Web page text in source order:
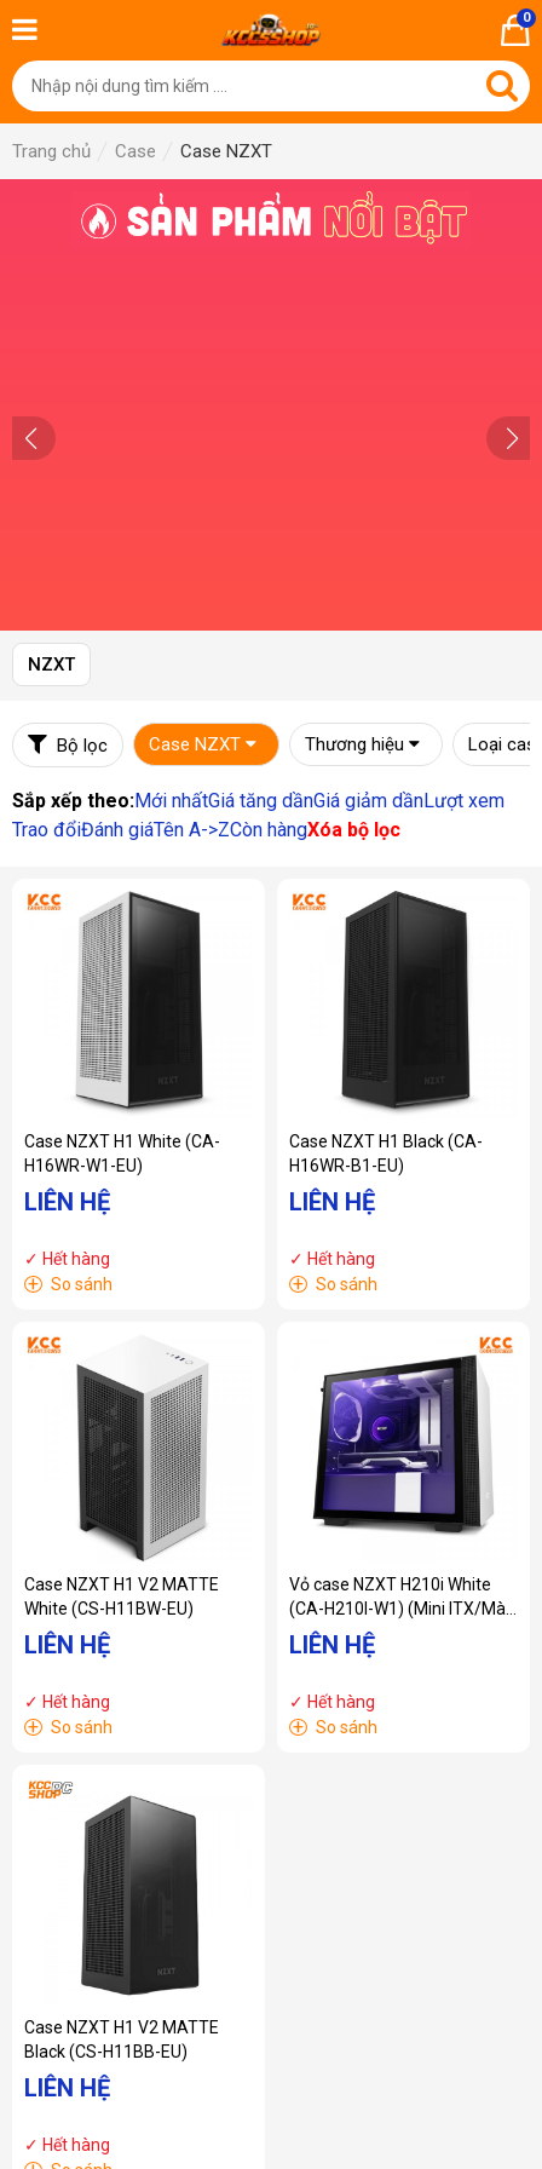
0
Trang chủ Case Case NZXT
NZXT
Bộ lọc Case NZXT Thương hiệu Loại
Sắp xếp theo:Mới nhấtGiá tăng dầnGiá giảm dầnLượt xem
Trao đổiĐánh giáTên A->ZCòn hàngXóa bộ lọc
Case NZXT H1 White (CA-
H16WR-W1-EU)
LIÊN HỆ
✓ Hết hàng
+ So sánh
Case NZXT H1 Black (CA-
H16WR-B1-EU)
LIÊN HỆ
✓ Hết hàng
+ So sánh
Case NZXT H1 V2 MATTE
White (CS-H11BW-EU)
LIÊN HỆ
✓ Hết hàng
+ So sánh
Vỏ case NZXT H210i White
(CA-H210I-W1) (Mini ITX/Màu
Trắng)
LIÊN HỆ
✓ Hết hàng
+ So sánh
Case NZXT H1 V2 MATTE
Black (CS-H11BB-EU)
LIÊN HỆ
✓ Hết hàng